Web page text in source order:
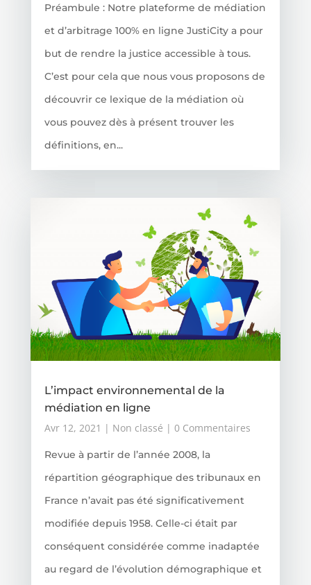
Préambule : Notre plateforme de médiation
et d’arbitrage 100% en ligne JustiCity a pour
but de rendre la justice accessible à tous.
C’est pour cela que nous vous proposons de
découvrir ce lexique de la médiation où
vous pouvez dès à présent trouver les
définitions, en...
L’impact environnemental de la
médiation en ligne
Avr 12, 2021 | Non classé | 0 Commentaires
Revue à partir de l’année 2008, la
répartition géographique des tribunaux en
France n’avait pas été significativement
modifiée depuis 1958. Celle-ci était par
conséquent considérée comme inadaptée
au regard de l’évolution démographique et